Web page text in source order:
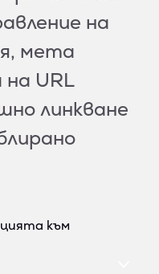
на
мета
URL
линкване
към